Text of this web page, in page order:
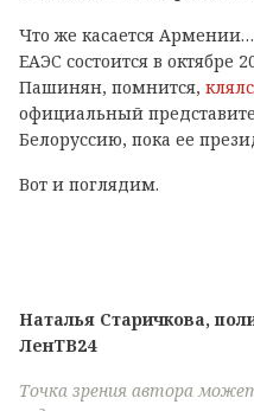
Что же касается
ЕАЭС состоится в октябре
Пашинян, помнится,
официальный
Белоруссию, пока ее
Вот и поглядим.
Наталья Старичкова,
ЛенТВ24
Точка зрения автора